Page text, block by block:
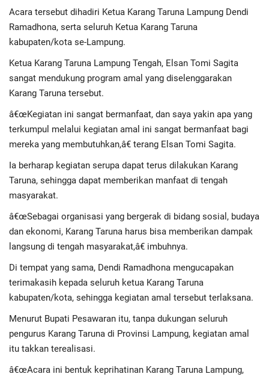
Galeri
Regional
Pendidikan
Ekonomi
Wisata
Politik
Hukum & Kriminal
Internasional
Monologis TV
Kopilogis
Acara tersebut dihadiri Ketua Karang Taruna Lampung Dendi
Ramadhona, serta seluruh Ketua Karang Taruna
kabupaten/kota se-Lampung.
Ketua Karang Taruna Lampung Tengah, Elsan Tomi Sagita
sangat mendukung program amal yang diselenggarakan
Karang Taruna tersebut.
â€œKegiatan ini sangat bermanfaat, dan saya yakin apa yang
terkumpul melalui kegiatan amal ini sangat bermanfaat bagi
mereka yang membutuhkan,â€ terang Elsan Tomi Sagita.
Ia berharap kegiatan serupa dapat terus dilakukan Karang
Taruna, sehingga dapat memberikan manfaat di tengah
masyarakat.
â€œSebagai organisasi yang bergerak di bidang sosial, budaya
dan ekonomi, Karang Taruna harus bisa memberikan dampak
langsung di tengah masyarakat,â€ imbuhnya.
Di tempat yang sama, Dendi Ramadhona mengucapakan
terimakasih kepada seluruh ketua Karang Taruna
kabupaten/kota, sehingga kegiatan amal tersebut terlaksana.
Menurut Bupati Pesawaran itu, tanpa dukungan seluruh
pengurus Karang Taruna di Provinsi Lampung, kegiatan amal
itu takkan terealisasi.
â€œAcara ini bentuk keprihatinan Karang Taruna Lampung,